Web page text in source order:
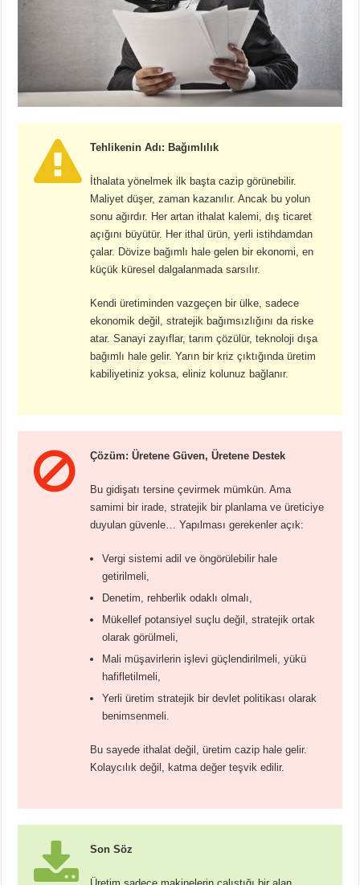
Tehlikenin Adı: Bağımlılık
İthalata yönelmek ilk başta cazip görünebilir.
Maliyet düşer, zaman kazanılır. Ancak bu yolun
sonu ağırdır. Her artan ithalat kalemi, dış ticaret
açığını büyütür. Her ithal ürün, yerli istihdamdan
çalar. Dövize bağımlı hale gelen bir ekonomi, en
küçük küresel dalgalanmada sarsılır.
Kendi üretiminden vazgeçen bir ülke, sadece
ekonomik değil, stratejik bağımsızlığını da riske
atar. Sanayi zayıflar, tarım çözülür, teknoloji dışa
bağımlı hale gelir. Yarın bir kriz çıktığında üretim
kabiliyetiniz yoksa, eliniz kolunuz bağlanır.
Çözüm: Üretene Güven, Üretene Destek
Bu gidişatı tersine çevirmek mümkün. Ama
samimi bir irade, stratejik bir planlama ve üreticiye
duyulan güvenle… Yapılması gerekenler açık:
Vergi sistemi adil ve öngörülebilir hale
getirilmeli,
Denetim, rehberlik odaklı olmalı,
Mükellef potansiyel suçlu değil, stratejik ortak
olarak görülmeli,
Mali müşavirlerin işlevi güçlendirilmeli, yükü
hafifletilmeli,
Yerli üretim stratejik bir devlet politikası olarak
benimsenmeli.
Bu sayede ithalat değil, üretim cazip hale gelir.
Kolaycılık değil, katma değer teşvik edilir.
Son Söz